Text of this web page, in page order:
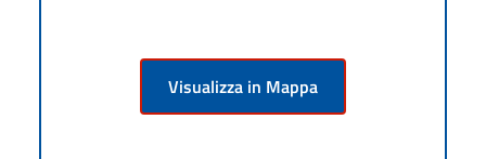
Visualizza in Mappa